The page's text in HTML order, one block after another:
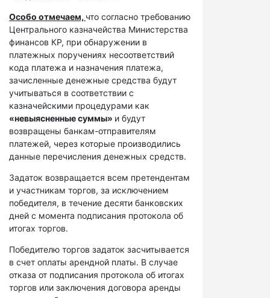
Особо отмечаем, что согласно требованию
Центрального казначейства Министерства
финансов КР, при обнаружении в
платежных поручениях несоответствий
кода платежа и назначения платежа,
зачисленные денежные средства будут
учитываться в соответствии с
казначейскими процедурами как
«невыясненные суммы» и будут
возвращены банкам-отправителям
платежей, через которые производились
данные перечисления денежных средств.
Задаток возвращается всем претендентам
и участникам торгов, за исключением
победителя, в течение десяти банковских
дней с момента подписания протокола об
итогах торгов.
Победителю торгов задаток засчитывается
в счет оплаты арендной платы. В случае
отказа от подписания протокола об итогах
торгов или заключения договора аренды